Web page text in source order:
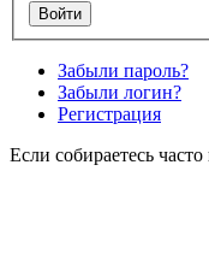
Забыли пароль?
Забыли логин?
Регистрация
Если собираетесь